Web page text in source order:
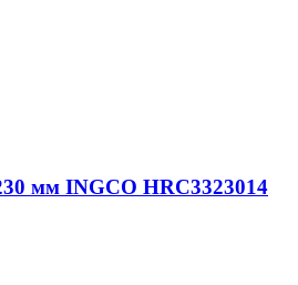
мм INGCO HRC3323014